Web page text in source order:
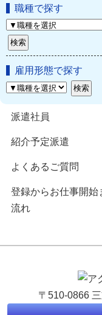
職種で探す
雇用形態で探す
派遣社員
紹介予定派遣
よくあるご質問
登録からお仕事開始
流れ
〒510-0866